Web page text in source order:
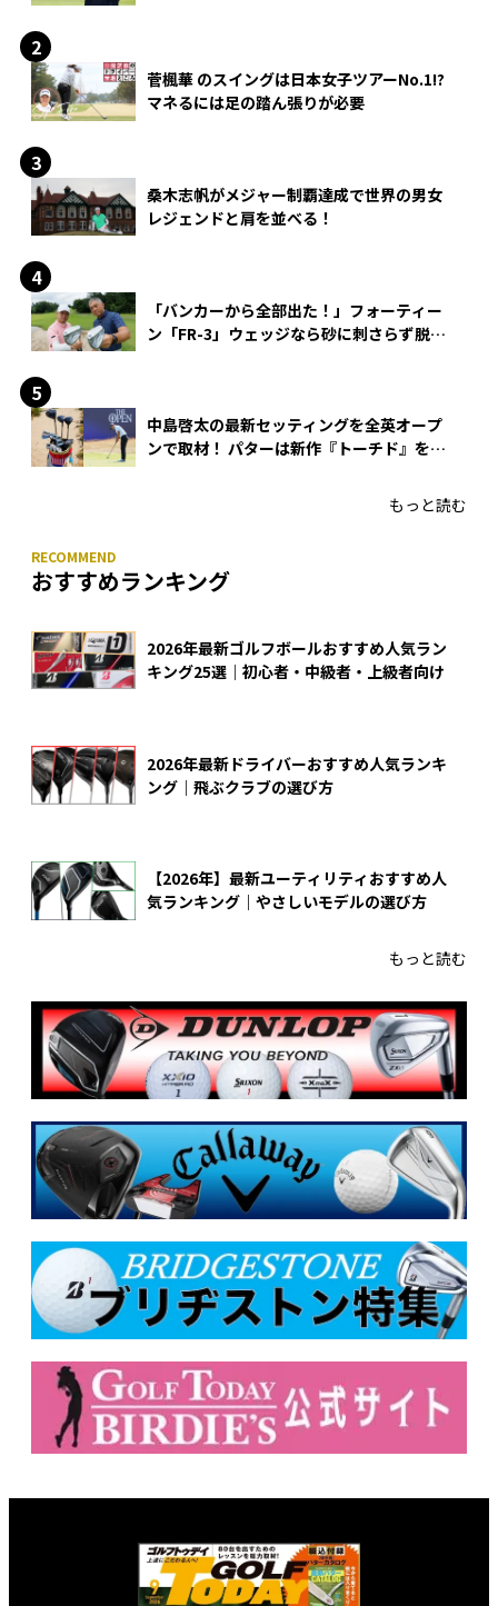
菅楓華 のスイングは日本女子ツアーNo.1!?
マネるには足の踏ん張りが必要
桑木志帆がメジャー制覇達成で世界の男女
レジェンドと肩を並べる！
「バンカーから全部出た！」フォーティー
ン「FR-3」ウェッジなら砂に刺さらず脱出
中島啓太の最新セッティングを全英オープ
ンで取材！ パターは新作『トーチド』を投
もっと読む
おすすめランキング
2026年最新ゴルフボールおすすめ人気ラン
キング25選｜初心者・中級者・上級者向け
2026年最新ドライバーおすすめ人気ランキ
ング｜飛ぶクラブの選び方
【2026年】最新ユーティリティおすすめ人
気ランキング｜やさしいモデルの選び方
もっと読む